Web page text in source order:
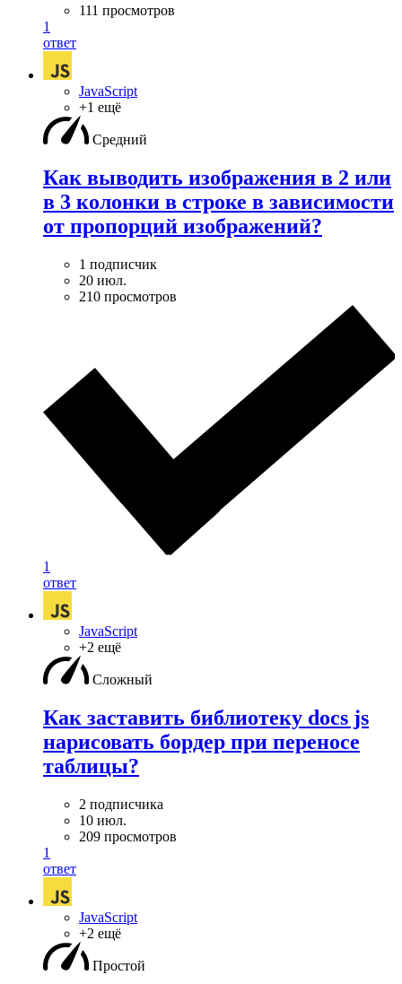
111 просмотров
1
ответ
JavaScript
+1 ещё
Средний
Как выводить изображения в 2 или
в 3 колонки в строке в зависимости
от пропорций изображений?
1 подписчик
20 июл.
210 просмотров
1
ответ
JavaScript
+2 ещё
Сложный
Как заставить библиотеку docs js
нарисовать бордер при переносе
таблицы?
2 подписчика
10 июл.
209 просмотров
1
ответ
JavaScript
+2 ещё
Простой